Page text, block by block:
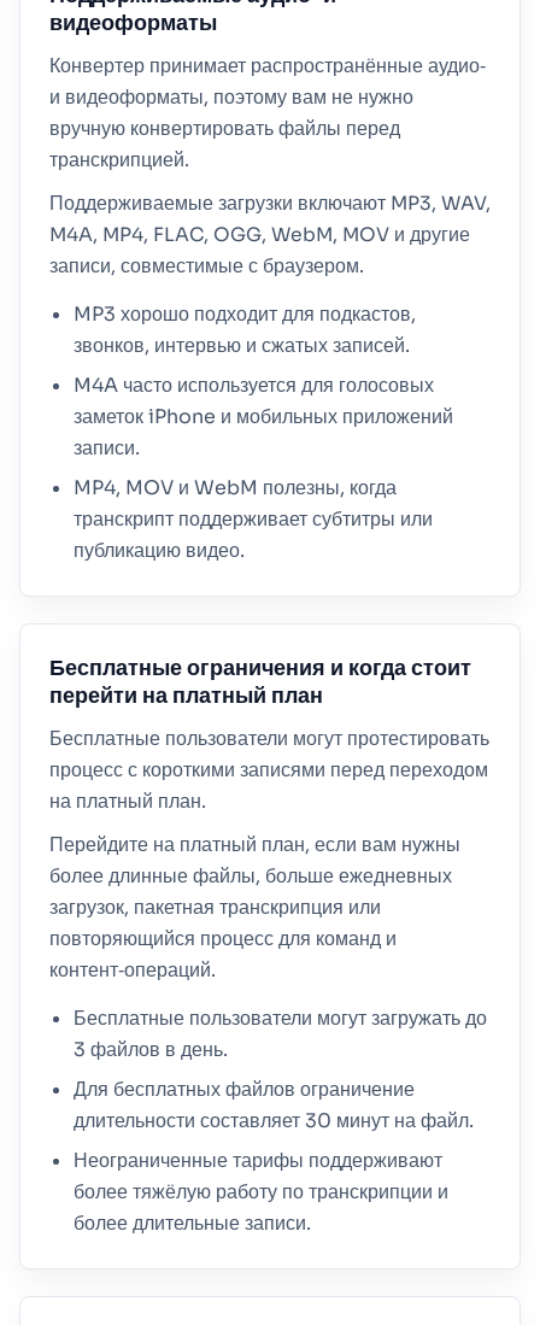
видеоформаты
Конвертер принимает распространённые аудио‑
и видеоформаты, поэтому вам не нужно
вручную конвертировать файлы перед
транскрипцией.
Поддерживаемые загрузки включают MP3, WAV,
M4A, MP4, FLAC, OGG, WebM, MOV и другие
записи, совместимые с браузером.
MP3 хорошо подходит для подкастов,
звонков, интервью и сжатых записей.
M4A часто используется для голосовых
заметок iPhone и мобильных приложений
записи.
MP4, MOV и WebM полезны, когда
транскрипт поддерживает субтитры или
публикацию видео.
Бесплатные ограничения и когда стоит
перейти на платный план
Бесплатные пользователи могут протестировать
процесс с короткими записями перед переходом
на платный план.
Перейдите на платный план, если вам нужны
более длинные файлы, больше ежедневных
загрузок, пакетная транскрипция или
повторяющийся процесс для команд и
контент‑операций.
Бесплатные пользователи могут загружать до
3 файлов в день.
Для бесплатных файлов ограничение
длительности составляет 30 минут на файл.
Неограниченные тарифы поддерживают
более тяжёлую работу по транскрипции и
более длительные записи.